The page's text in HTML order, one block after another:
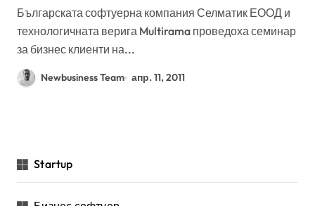
Българската софтуерна компания Селматик ЕООД и
технологичната верига Multirama проведоха семинар
за бизнес клиенти на...
Newbusiness Team апр. 11, 2011
Startup